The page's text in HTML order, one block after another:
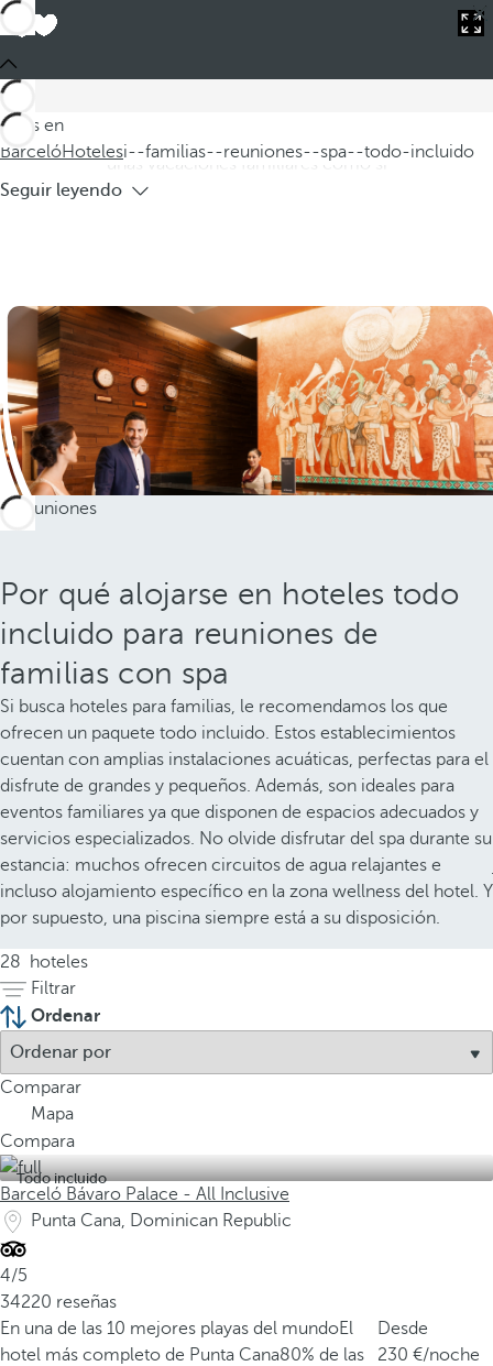
Estás en
BarcelóHotelesi--familias--reuniones--spa--todo-incluido
Barceló
i--familias--reuniones--spa--todo-incluido
todo incluido
En nuestra selección de hoteles para familias, reuniones y spa
todo incluido encontrará el lugar ideal tanto si está buscando
unas vacaciones familiares como si
Seguir leyendo
Por qué alojarse en hoteles todo
incluido para reuniones de
familias con spa
Si busca hoteles para familias, le recomendamos los que
ofrecen un paquete todo incluido. Estos establecimientos
cuentan con amplias instalaciones acuáticas, perfectas para el
disfrute de grandes y pequeños. Además, son ideales para
eventos familiares ya que disponen de espacios adecuados y
servicios especializados. No olvide disfrutar del spa durante su
estancia: muchos ofrecen circuitos de agua relajantes e
incluso alojamiento específico en la zona wellness del hotel. Y
por supuesto, una piscina siempre está a su disposición.
28
hoteles
Filtrar
Ordenar
Comparar
Mapa
Compara
Todo incluido
Barceló Bávaro Palace - All Inclusive
Punta Cana, Dominican Republic
4/5
34220 reseñas
En una de las 10 mejores playas del mundoEl
hotel más completo de Punta Cana80% de las
Desde
230
/noche